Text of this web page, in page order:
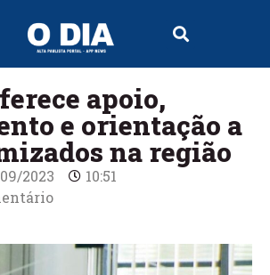
apoio,
e orientação a
na região
2023
10:51